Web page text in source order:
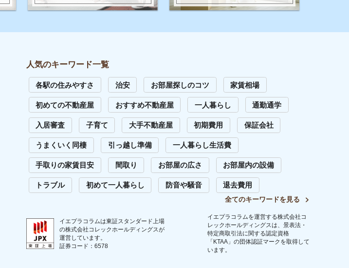
全てのキーワードを見る
の株式会社コレックホールディングスが
外部送信先一覧 サイトマップ お問い合わせ Copyright (C) 2023 Iepula Column